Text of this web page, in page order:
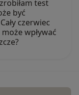
test
być
czerwiec
wpływać